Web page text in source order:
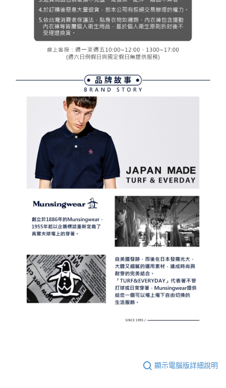
顯示電腦版詳細說明